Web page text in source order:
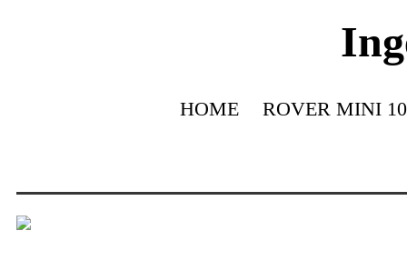
HOME ROVER MINI